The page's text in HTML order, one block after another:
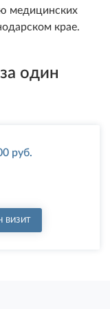
медицинских
крае.
один
руб.
ВИЗИТ